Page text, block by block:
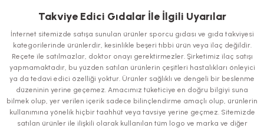
iletebilirsiniz.
Görüş ve önerileriniz için teşekkür ederiz.
Ürün resmi kalitesiz, bozuk veya görüntülenemiyor.
Ürün açıklamasında eksik bilgiler bulunuyor.
Ürün bilgilerinde hatalar bulunuyor.
Ürün fiyatı diğer sitelerden daha pahalı.
Bu ürüne benzer farklı alternatifler olmalı.
Takviye Edici Gıdalar İle İlgili Uyarılar
İnternet sitemizde satışa sunulan ürünler sporcu gıdası ve gıda takviyesi
kategorilerinde ürünlerdir, kesinlikle beşeri tıbbi ürün veya ilaç değildir.
Reçete ile satılmazlar, doktor onayı gerektirmezler. Şirketimiz ilaç satışı
yapmamaktadır, bu yüzden satılan ürünlerin çeşitleri hastalıkları önleyici
ya da tedavi edici özelliği yoktur. Ürünler sağlıklı ve dengeli bir beslenme
düzeninin yerine geçemez. Amacımız tüketiciye en doğru bilgiyi suna
bilmek olup, yer verilen içerik sadece bilinçlendirme amaçlı olup, ürünlerin
kullanımına yönelik hiçbir taahhüt veya tavsiye yerine geçmez. Sitemizde
satılan ürünler ile ilişkili olarak kullanılan tüm logo ve marka ve diğer